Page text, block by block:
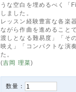
うな空白を埋めるべく「
しました。
レッスン経験豊富な各楽
ながら作曲を進めること
渡しとなる難易度」「そ
映え」「コンパクトな演
た。
(吉岡 理菜)
数量：